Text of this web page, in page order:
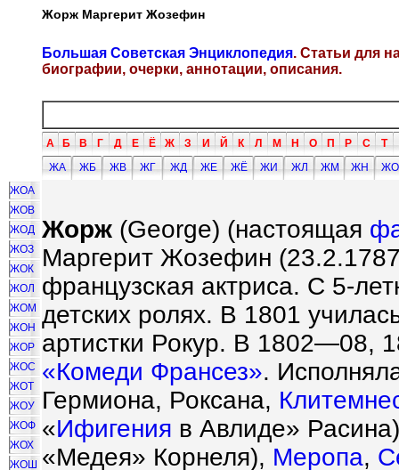
Жорж Маргерит Жозефин
Большая Советская Энциклопедия. Статьи для
биографии, очерки, аннотации, описания.
А Б В Г Д Е Ё Ж З И Й К Л М Н О П Р С Т
ЖА
ЖБ ЖВ ЖГ ЖД ЖЕ ЖЁ ЖИ ЖЛ ЖМ ЖН
ЖО
ЖОА
ЖОВ
ЖОД
ЖОЗ
ЖОК
ЖОЛ
ЖОМ
ЖОН
ЖОР
ЖОС
ЖОТ
ЖОУ
ЖОФ
ЖОХ
ЖОШ
Жорж (George) (настоящая
Маргерит Жозефин
французская актриса. С 5-
детских ролях. В 1801
артистки Рокур. В 1802—08,
«Комеди Франсез».
Гермиона, Роксана,
«Ифигения в Авлиде»
«Медея» Корнеля), Меропа,